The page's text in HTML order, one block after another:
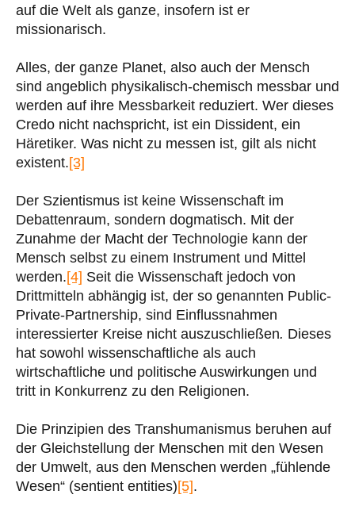
auf die Welt als ganze, insofern ist er
missionarisch.
Alles, der ganze Planet, also auch der Mensch
sind angeblich physikalisch-chemisch messbar und
werden auf ihre Messbarkeit reduziert. Wer dieses
Credo nicht nachspricht, ist ein Dissident, ein
Häretiker. Was nicht zu messen ist, gilt als nicht
existent.[3]
Der Szientismus ist keine Wissenschaft im
Debattenraum, sondern dogmatisch. Mit der
Zunahme der Macht der Technologie kann der
Mensch selbst zu einem Instrument und Mittel
werden.[4] Seit die Wissenschaft jedoch von
Drittmitteln abhängig ist, der so genannten Public-
Private-Partnership, sind Einflussnahmen
interessierter Kreise nicht auszuschließen. Dieses
hat sowohl wissenschaftliche als auch
wirtschaftliche und politische Auswirkungen und
tritt in Konkurrenz zu den Religionen.
Die Prinzipien des Transhumanismus beruhen auf
der Gleichstellung der Menschen mit den Wesen
der Umwelt, aus den Menschen werden „fühlende
Wesen“ (sentient entities)[5].